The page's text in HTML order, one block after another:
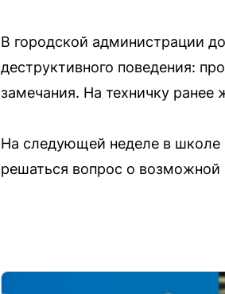
В городской администрации
деструктивного поведения:
замечания. На техничку
На следующей неделе в школе
решаться вопрос о возможной